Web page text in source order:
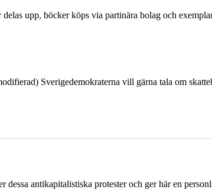
upp, böcker köps via partinära bolag och
Sverigedemokraterna vill gärna tala om
antikapitalistiska protester och ger här en